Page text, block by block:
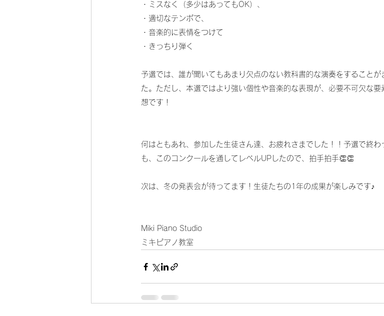
・ミスなく（多少はあってもOK）、
・適切なテンポで、
・音楽的に表情をつけて
・きっちり弾く
予選では、誰が聞いてもあまり欠点のない教科書的な演奏をすること
た。ただし、本選ではより強い個性や音楽的な表現が、必要不可欠な
想です！
何はともあれ、参加した生徒さん達、お疲れさまでした！！予選で終
も、このコンクールを通してレベルUPしたので、拍手拍手👏👏
次は、冬の発表会が待ってます！生徒たちの1年の成果が楽しみです♪
Miki Piano Studio
ミキピアノ教室